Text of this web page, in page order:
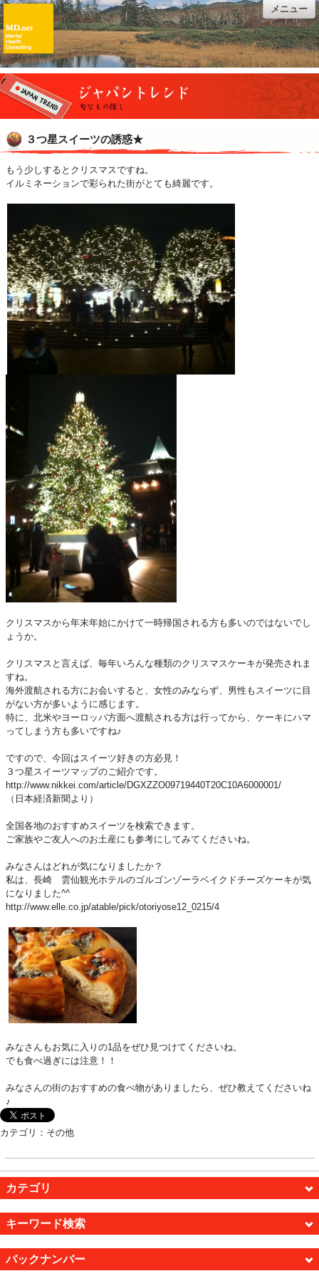
メニュー
３つ星スイーツの誘惑★
もう少しするとクリスマスですね。
イルミネーションで彩られた街がとても綺麗です。
クリスマスから年末年始にかけて一時帰国される方も多いのではないでし
ょうか。
クリスマスと言えば、毎年いろんな種類のクリスマスケーキが発売されま
すね。
海外渡航される方にお会いすると、女性のみならず、男性もスイーツに目
がない方が多いように感じます。
特に、北米やヨーロッパ方面へ渡航される方は行ってから、ケーキにハマ
ってしまう方も多いですね♪
ですので、今回はスイーツ好きの方必見！
３つ星スイーツマップのご紹介です。
http://www.nikkei.com/article/DGXZZO09719440T20C10A6000001/
（日本経済新聞より）
全国各地のおすすめスイーツを検索できます。
ご家族やご友人へのお土産にも参考にしてみてくださいね。
みなさんはどれが気になりましたか？
私は、長崎 雲仙観光ホテルのゴルゴンゾーラベイクドチーズケーキが気
になりました^^
http://www.elle.co.jp/atable/pick/otoriyose12_0215/4
みなさんもお気に入りの1品をぜひ見つけてくださいね。
でも食べ過ぎには注意！！
みなさんの街のおすすめの食べ物がありましたら、ぜひ教えてくださいね
♪
カテゴリ：その他
カテゴリ
キーワード検索
バックナンバー